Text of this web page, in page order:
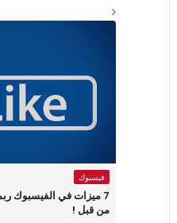
فيسبوك
7 ميزات في الفيسبوك
من قبل !